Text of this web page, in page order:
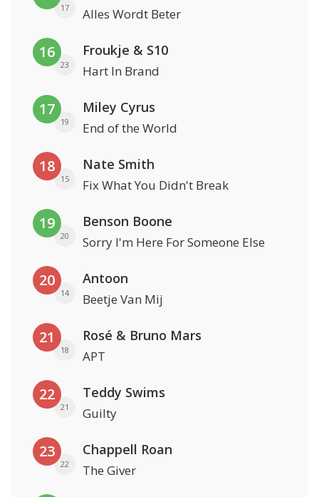
17 Alles Wordt Beter
16
23
Froukje & S10
Hart In Brand
17
19
Miley Cyrus
End of the World
18
15
Nate Smith
Fix What You Didn't Break
19
20
Benson Boone
Sorry I'm Here For Someone Else
20
14
Antoon
Beetje Van Mij
21
18
Rosé & Bruno Mars
APT
22
21
Teddy Swims
Guilty
23
22
Chappell Roan
The Giver